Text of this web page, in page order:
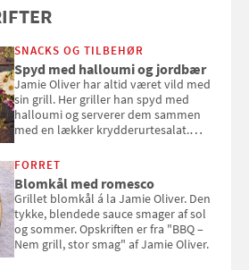
SNACKS OG TILBEHØR
Spyd med halloumi og jordbær
Jamie Oliver har altid været vild med
sin grill. Her griller han spyd med
halloumi og serverer dem sammen
med en lækker krydderurtesalat.
smag" af Jamie Oliver.
FORRET
Blomkål med romesco
Grillet blomkål á la Jamie Oliver. Den
tykke, blendede sauce smager af sol
og sommer. Opskriften er fra "BBQ –
Nem grill, stor smag" af Jamie Oliver.